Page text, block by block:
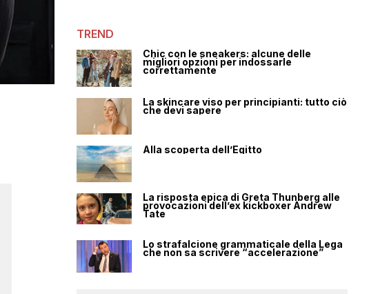
TREND
Chic con le sneakers: alcune delle
migliori opzioni per indossarle
correttamente
La skincare viso per principianti: tutto ciò
che devi sapere
Alla scoperta dell’Egitto
La risposta epica di Greta Thunberg alle
provocazioni dell’ex kickboxer Andrew
Tate
Lo strafalcione grammaticale della Lega
che non sa scrivere “accelerazione”